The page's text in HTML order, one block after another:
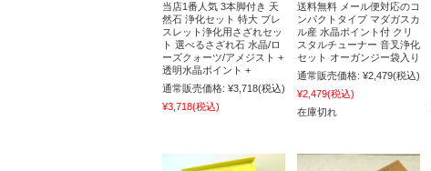
当店1番人気 3本脚付き 天
然石 浄化セット 特大 ブレ
スレット浄化用さざれセッ
ト 選べるさざれ石 水晶/ロ
ーズクォーツ/アメジスト +
透明水晶ポイント +
通常販売価格: ¥3,718(税込)
¥3,718(税込)
送料無料 メール便対応のコ
ンパクトタイプ マダガスカ
ル産 水晶ポイント付 クリ
スタルチューナー 音叉浄化
セット オーガンジー袋入り
通常販売価格: ¥2,479(税込)
¥2,479(税込)
在庫切れ